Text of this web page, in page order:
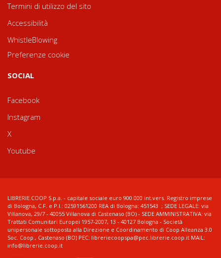
Termini di utilizzo del sito
Accessibilità
WhistleBlowing
Preferenze cookie
SOCIAL
Facebook
Instagram
X
Youtube
LIBRERIE.COOP S.p.a. - capitale sociale euro 900.000 int.vers. Registro imprese
di Bologna, C.F. e P.I.: 02591561200 REA di Bologna: 451543 ; SEDE LEGALE: via
Villanova, 29/7 - 40055 Villanova di Castenaso (BO) - SEDE AMMINISTRATIVA: via
Trattati Comunitari Europei 1957-2007, 13 - 40127 Bologna - Società
unipersonale sottoposta alla Direzione e Coordinamento di Coop Alleanza 3.0
Soc. Coop., Castenaso (BO) PEC: libreriecoopspa@pec.librerie.coop.it MAIL:
info@librerie.coop.it